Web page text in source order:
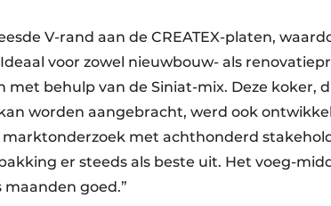
V-rand aan de CREATEX-platen,
voor zowel nieuwbouw- als
behulp van de Siniat-mix. Deze koker,
worden aangebracht, werd ook
marktonderzoek met achthonderd
er steeds als beste uit. Het voeg-
goed.”